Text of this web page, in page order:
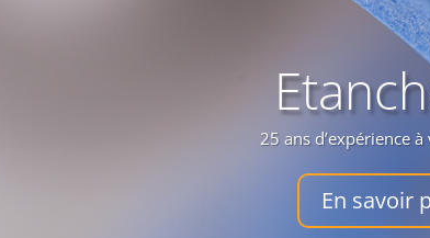
25 ans d’expérience
En savoir